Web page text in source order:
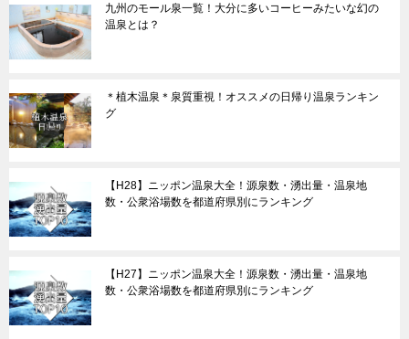
九州のモール泉一覧！大分に多いコーヒーみたいな幻の
温泉とは？
＊植木温泉＊泉質重視！オススメの日帰り温泉ランキン
グ
【H28】ニッポン温泉大全！源泉数・湧出量・温泉地
数・公衆浴場数を都道府県別にランキング
【H27】ニッポン温泉大全！源泉数・湧出量・温泉地
数・公衆浴場数を都道府県別にランキング